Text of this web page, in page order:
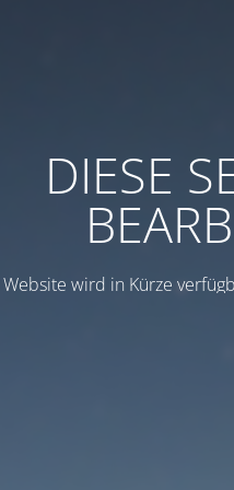
DIESE
wird in Kürze